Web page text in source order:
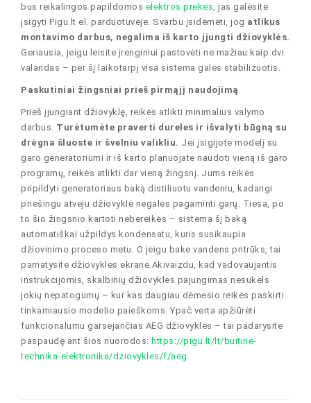
bus reikalingos papildomos elektros prekės , jas galėsite
įsigyti Pigu.lt el. parduotuvėje. Svarbu įsidėmėti, jog atlikus
montavimo darbus, negalima iš karto įjungti džiovyklės.
Geriausia, jeigu leisite įrenginiui pastovėti ne mažiau kaip dvi
valandas – per šį laikotarpį visa sistema galės stabilizuotis.
Paskutiniai žingsniai prieš pirmąjį naudojimą
Prieš įjungiant džiovyklę, reikės atlikti minimalius valymo
darbus. Turėtumėte praverti dureles ir išvalyti būgną su
drėgna šluoste ir švelniu valikliu. Jei įsigijote modelį su
garo generatoriumi ir iš karto planuojate naudoti vieną iš garo
programų, reikės atlikti dar vieną žingsnį. Jums reikės
pripildyti generatoriaus baką distiliuotu vandeniu, kadangi
priešingu atveju džiovyklė negalės pagaminti garų. Tiesa, po
to šio žingsnio kartoti nebereikės – sistema šį baką
automatiškai užpildys kondensatu, kuris susikaupia
džiovinimo proceso metu. O jeigu bake vandens pritrūks, tai
pamatysite džiovyklės ekrane.Akivaizdu, kad vadovaujantis
instrukcijomis, skalbinių džiovyklės pajungimas nesukels
jokių nepatogumų – kur kas daugiau dėmesio reikės paskirti
tinkamiausio modelio paieškoms. Ypač verta apžiūrėti
funkcionalumu garsėjančias AEG džiovykles – tai padarysite
paspaudę ant šios nuorodos: https://pigu.lt/lt/buitine-
technika-elektronika/dziovykles/f/aeg